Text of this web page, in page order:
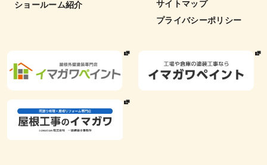
ショールーム紹介
サイトマップ
プライバシーポリシー